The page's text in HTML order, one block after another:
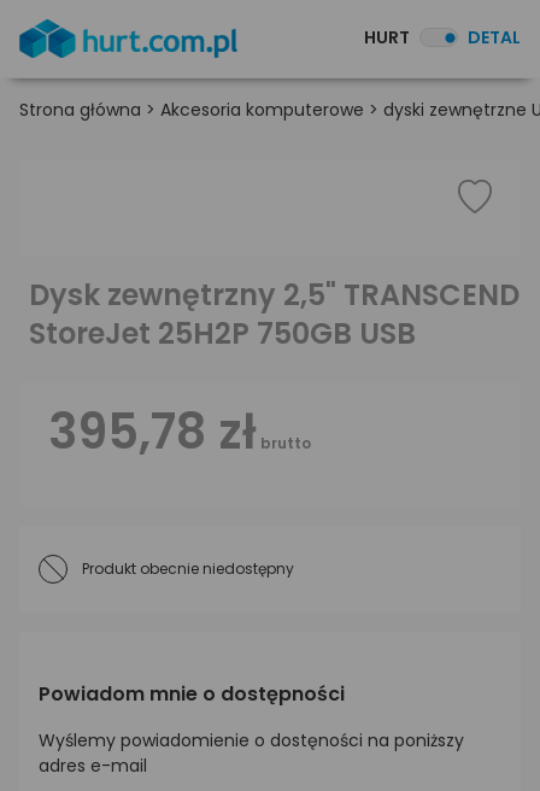
HURT DETAL
Strona główna > Akcesoria komputerowe > dyski zewnętrzne
Dysk zewnętrzny 2,5" TRANSCEND
StoreJet 25H2P 750GB USB
395,78 zł brutto
Produkt obecnie niedostępny
Powiadom mnie o dostępności
Wyślemy powiadomienie o dostęności na poniższy
adres e-mail